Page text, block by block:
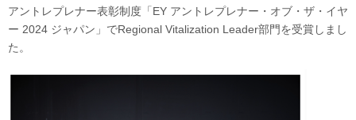
アントレプレナー表彰制度「EY アントレプレナー・オブ・ザ・イヤ
ー 2024 ジャパン」でRegional Vitalization Leader部門を受賞しまし
た。